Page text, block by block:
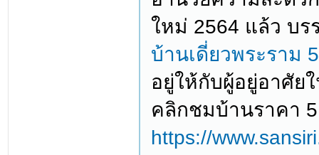
ใหม่ 2564 แล้ว บ
บ้านเดี่ยวพระราม 5
อยู่ให้กับผู้อยู่อาศัย
คลิกชมบ้านราคา
https://